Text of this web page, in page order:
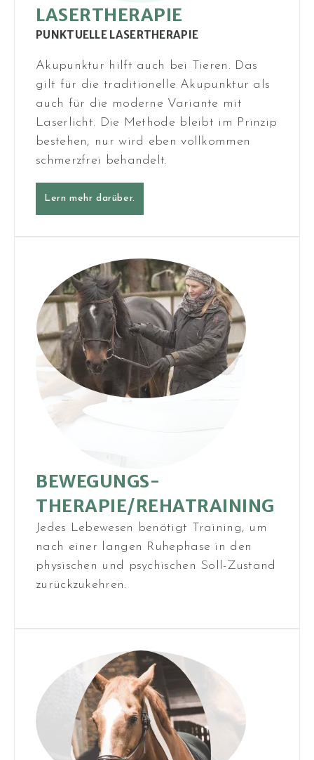
LASER­THERAPIE
PUNKTUELLE LASERTHERAPIE
Akupunktur hilft auch bei Tieren. Das
gilt für die traditionelle Akupunktur als
auch für die moderne Variante mit
Laserlicht. Die Methode bleibt im Prinzip
bestehen, nur wird eben vollkommen
schmerzfrei behandelt.
Lern mehr darüber.
BEWEGUNGS­
THERAPIE/REHA­TRAINING
Jedes Lebewesen benötigt Training, um
nach einer langen Ruhephase in den
physischen und psychischen Soll-Zustand
zurückzukehren.